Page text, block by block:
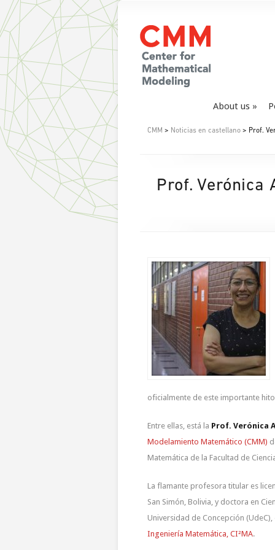
About us
CMM > Noticias en castellano > Prof.
Prof. Verónica
oficialmente de este importante
Entre ellas, está la Prof. Verónica
Modelamiento Matemático (CMM)
Matemática de la Facultad de
La flamante profesora titular es
San Simón, Bolivia, y doctora en
Universidad de Concepción
Ingeniería Matemática, CI²MA.